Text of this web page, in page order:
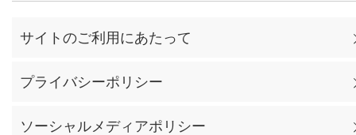
サイトのご利用にあたって
プライバシーポリシー
ソーシャルメディアポリシー